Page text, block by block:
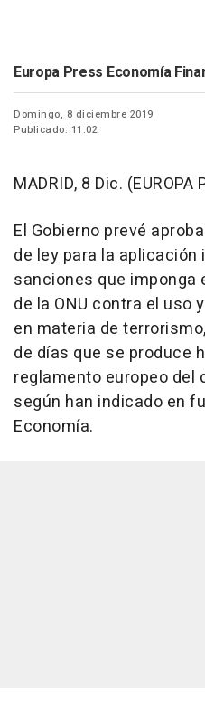
Europa Press Economía
Domingo, 8 diciembre 2019
Publicado: 11:02
MADRID, 8 Dic. (EUROPA
El Gobierno prevé
de ley para la aplicación
sanciones que imponga
de la ONU contra el uso
en materia de
de días que se produce
reglamento europeo del
según han indicado en
Economía.